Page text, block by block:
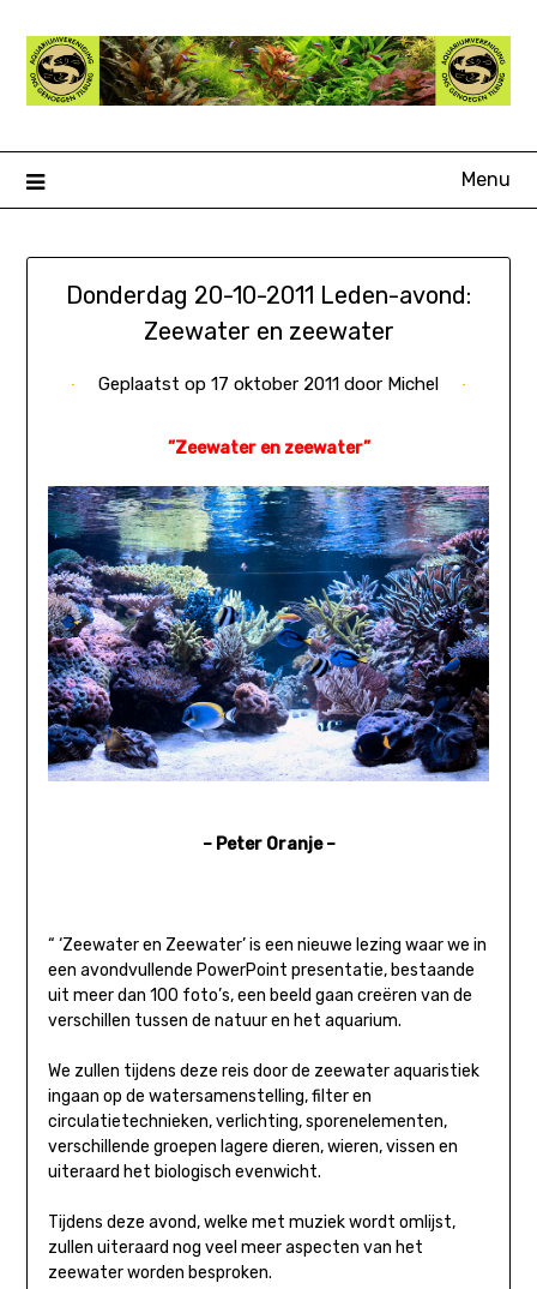
naar
inhoud
Menu
Donderdag 20-10-2011 Leden-avond:
Zeewater en zeewater
Geplaatst op 17 oktober 2011 door Michel
”Zeewater en zeewater”
– Peter Oranje –
“ ‘Zeewater en Zeewater’ is een nieuwe lezing waar we in
een avondvullende PowerPoint presentatie, bestaande
uit meer dan 100 foto’s, een beeld gaan creëren van de
verschillen tussen de natuur en het aquarium.
We zullen tijdens deze reis door de zeewater aquaristiek
ingaan op de watersamenstelling, filter en
circulatietechnieken, verlichting, sporenelementen,
verschillende groepen lagere dieren, wieren, vissen en
uiteraard het biologisch evenwicht.
Tijdens deze avond, welke met muziek wordt omlijst,
zullen uiteraard nog veel meer aspecten van het
zeewater worden besproken.